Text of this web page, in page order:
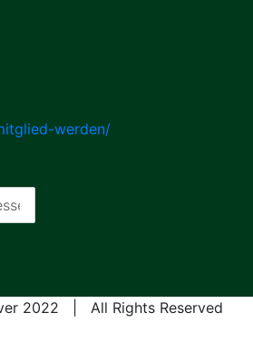
werden/
2022 | All Rights Reserved